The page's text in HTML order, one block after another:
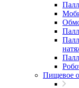
Пищевое